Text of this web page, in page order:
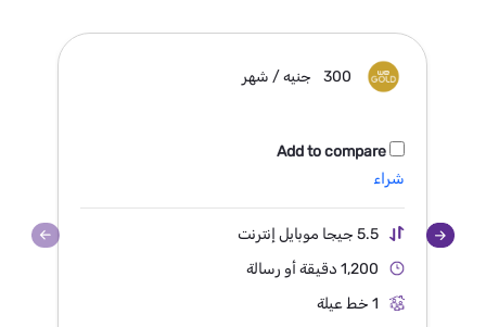
300 جنيه / شهر
Add to compare
شراء
5.5 جيجا موبايل إنترنت
1,200 دقيقة أو رسالة
1 خط عيلة